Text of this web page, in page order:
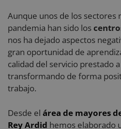
Aunque unos de los sectores
pandemia han sido los
nos ha dejado aspectos
gran oportunidad de
calidad del servicio prestado
transformando de forma
trabajo.
Desde el área de mayores
Rey Ardid hemos elaborado